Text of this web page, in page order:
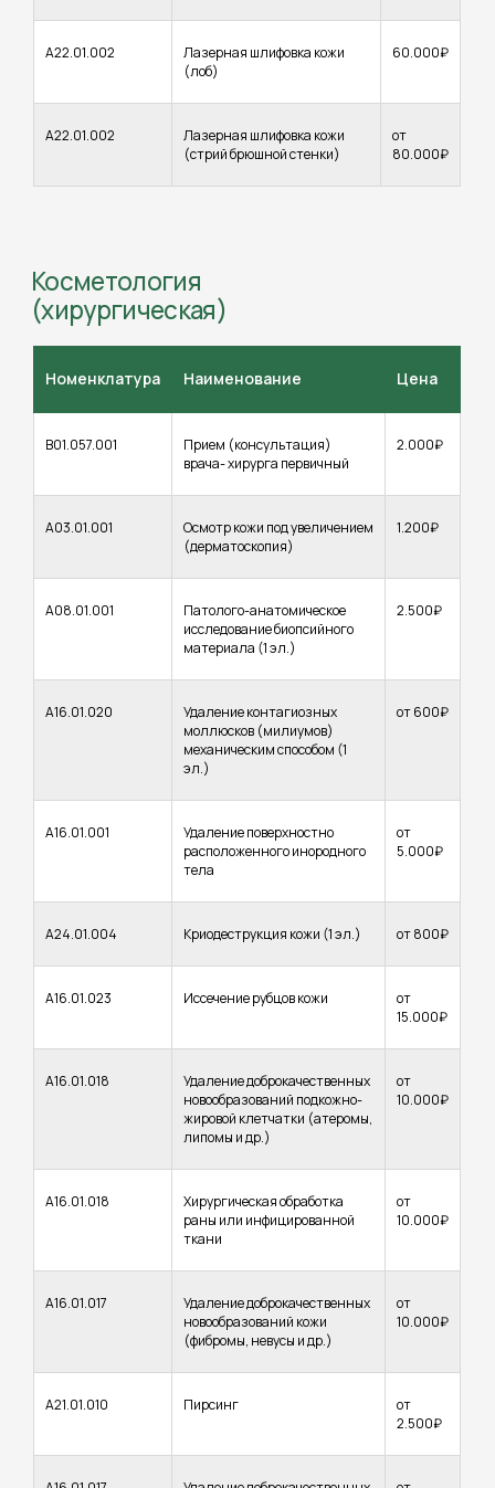
А22.01.002
Лазерная шлифовка кожи
(лоб)
60.000₽
А22.01.002
Лазерная шлифовка кожи
(стрий брюшной стенки)
от
80.000₽
Номенклатура Наименование Цена
В01.057.001
Прием (консультация)
врача- хирурга первичный
2.000₽
А03.01.001
Осмотр кожи под увеличением
(дерматоскопия)
1.200₽
А08.01.001
Патолого-анатомическое
исследование биопсийного
материала (1 эл.)
2.500₽
А16.01.020
Удаление контагиозных
моллюсков (милиумов)
механическим способом (1
эл.)
от 600₽
А16.01.001
Удаление поверхностно
расположенного инородного
тела
от
5.000₽
А24.01.004 Криодеструкция кожи (1 эл.) от 800₽
А16.01.023 Иссечение рубцов кожи
от
15.000₽
А16.01.018
Удаление доброкачественных
новообразований подкожно-
жировой клетчатки (атеромы,
липомы и др.)
от
10.000₽
А16.01.018
Хирургическая обработка
раны или инфицированной
ткани
от
10.000₽
А16.01.017
Удаление доброкачественных
новообразований кожи
(фибромы, невусы и др.)
от
10.000₽
А21.01.010 Пирсинг
от
2.500₽
Анастезия